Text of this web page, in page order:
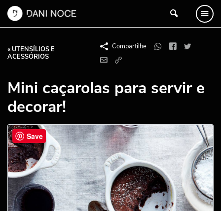
« UTENSÍLIOS E
ACESSÓRIOS
Compartilhe
Mini caçarolas para servir e
decorar!
Save